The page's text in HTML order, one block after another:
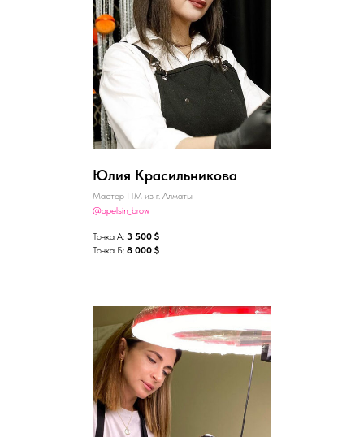
Юлия Красильникова
Мастер ПМ из г. Алматы
@apelsin_brow
Точка А: 3 500 $
Точка Б: 8 000 $